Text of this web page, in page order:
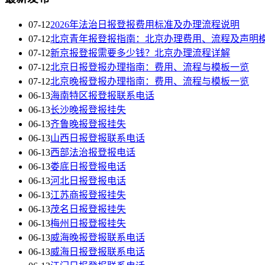
07-122026年法治日报登报费用标准及办理流程说明
07-12北京青年报登报指南：北京办理费用、流程及声明
07-12新京报登报需要多少钱？北京办理流程详解
07-12北京日报登报办理指南：费用、流程与模板一览
07-12北京晚报登报办理指南：费用、流程与模板一览
06-13海南特区报登报联系电话
06-13长沙晚报登报挂失
06-13齐鲁晚报登报挂失
06-13山西日报登报联系电话
06-13西部法治报登报电话
06-13娄底日报登报电话
06-13河北日报登报电话
06-13江苏商报登报挂失
06-13茂名日报登报挂失
06-13梅州日报登报挂失
06-13威海晚报登报联系电话
06-13威海日报登报联系电话